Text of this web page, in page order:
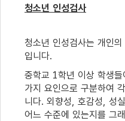
청소년 인성검사
청소년 인성검사는 개인
입니다.
중학교 1학년 이상 학생
가지 요인으로 구분하여
니다. 외향성, 호감성, 성
어느 수준에 있는지를 그